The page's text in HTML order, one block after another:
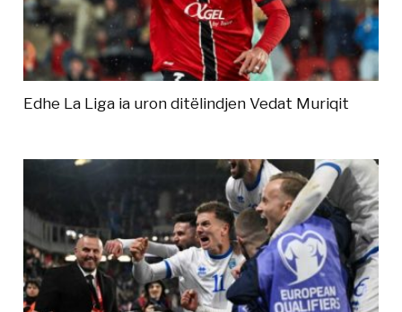
Edhe La Liga ia uron ditëlindjen Vedat Muriqit